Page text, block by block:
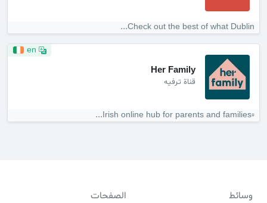
Check out the best of what Dublin...
Her Family
قناة ترفيه
▫️Irish online hub for parents and families️...
وسائط الصفحات